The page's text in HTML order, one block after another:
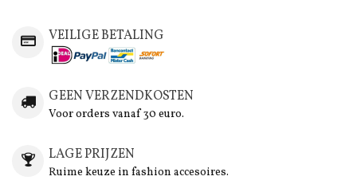
VEILIGE BETALING
GEEN VERZENDKOSTEN
Voor orders vanaf 30 euro.
LAGE PRIJZEN
Ruime keuze in fashion accesoires.